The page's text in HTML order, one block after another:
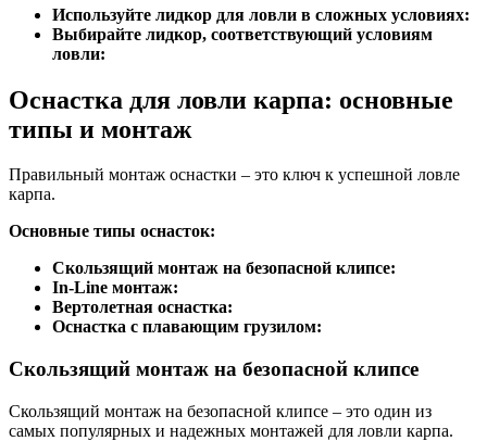
Используйте лидкор для ловли в сложных условиях:
Выбирайте лидкор, соответствующий условиям
ловли:
Оснастка для ловли карпа: основные
типы и монтаж
Правильный монтаж оснастки – это ключ к успешной ловле
карпа.
Основные типы оснасток:
Скользящий монтаж на безопасной клипсе:
In-Line монтаж:
Вертолетная оснастка:
Оснастка с плавающим грузилом:
Скользящий монтаж на безопасной клипсе
Скользящий монтаж на безопасной клипсе – это один из
самых популярных и надежных монтажей для ловли карпа.